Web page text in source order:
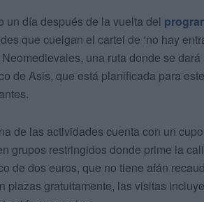
un día después de la vuelta del
que cuelgan el cartel de ‘no hay
una ruta donde se
de Asis, que está planificada para
de las actividades cuenta con un
grupos restringidos donde prime la
de dos euros, que no tiene afán
plazas gratuitamente, las visitas